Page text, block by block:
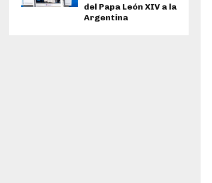
del Papa León XIV a la
Argentina